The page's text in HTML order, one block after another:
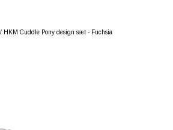
NYHEDER
HKM Cuddle Pony design sæt - Fuchsia